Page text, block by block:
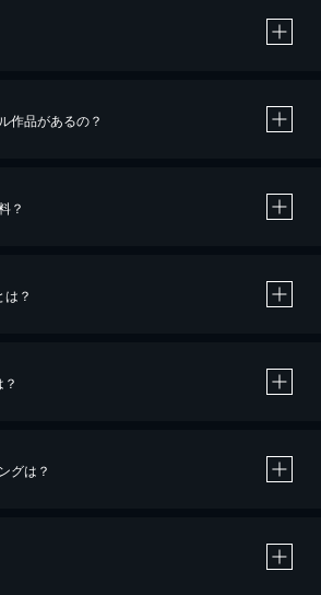
作品があるの？
？
？
レジットカード決済による作品の購入 / レンタルです。
グは？